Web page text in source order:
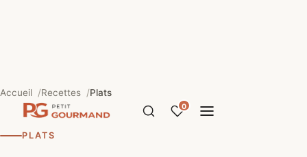
0
Accueil Recettes Plats
PLATS